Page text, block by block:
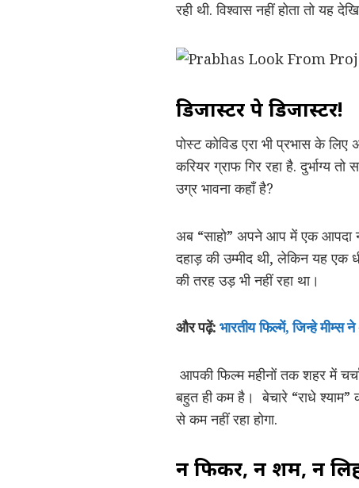
रही थी. विश्वास नहीं होता तो यह
डिजास्टर पे डिजास्टर!
पोस्ट कोविड एरा भी प्रभास के लिए
करियर ग्राफ गिर रहा है. दुर्भाग्य
उग्र भावना कहाँ है?
अब “साहो” अपने आप में एक आपदा
दहाड़ की उम्मीद थी, लेकिन यह
की तरह उड़ भी नहीं रहा था।
और पढ़ें:भारतीय फिल्में, जिन्हे मीम्स
आपकी फिल्म महीनों तक शहर में
बहुत ही कम है। बेचारे “राधे
से कम नहीं रहा होगा.
न फिकर, न शर्म, न